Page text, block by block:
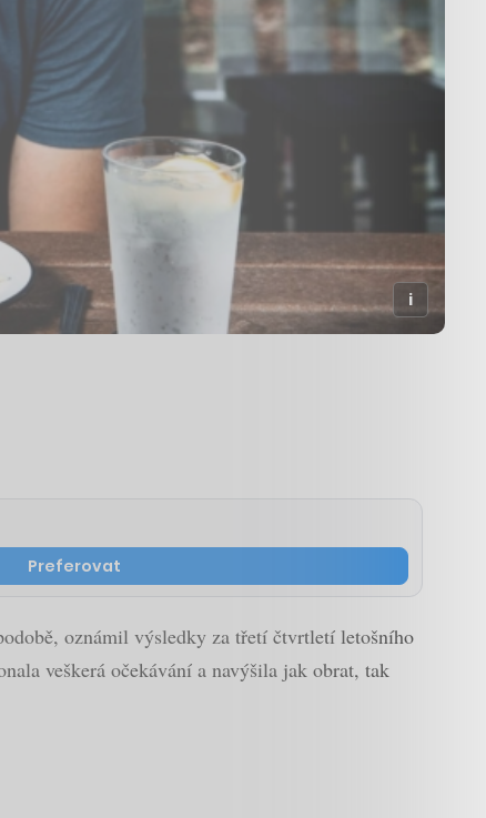
Preferovat
oznámil výsledky za třetí čtvrtletí letošního
veškerá očekávání a navýšila jak obrat, tak